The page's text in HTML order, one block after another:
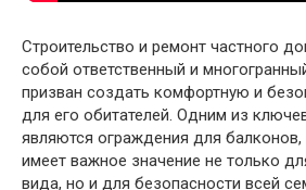
Строительство и ремонт частного
собой ответственный и
призван создать комфортную и
для его обитателей. Одним из
являются ограждения для
имеет важное значение не только
вида, но и для безопасности всей